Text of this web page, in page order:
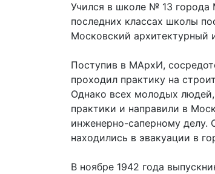
Учился в школе № 13 города
последних классах школы
Московский архитектурный
Поступив в МАрхИ,
проходил практику на
Однако всех молодых
практики и направили в
инженерно-саперному делу.
находились в эвакуации в
В ноябре 1942 года